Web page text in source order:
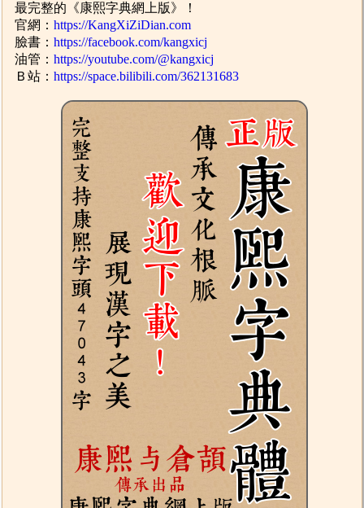
最完整的《康熙字典網上版》！
官網：https://KangXiZiDian.com
臉書：https://facebook.com/kangxicj
油管：https://youtube.com/@kangxicj
Ｂ站：https://space.bilibili.com/362131683